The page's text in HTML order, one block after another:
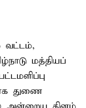
வட்டம்,
மத்தியப்
துணை